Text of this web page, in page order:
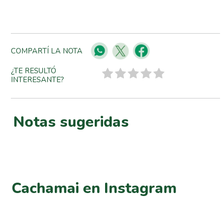
COMPARTÍ LA NOTA
¿TE RESULTÓ
INTERESANTE?
Notas sugeridas
Cachamai en Instagram